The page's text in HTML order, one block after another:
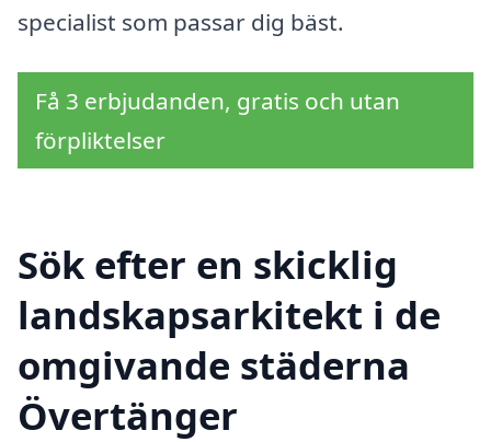
specialist som passar dig bäst.
Få 3 erbjudanden, gratis och utan
förpliktelser
Sök efter en skicklig
landskapsarkitekt i de
omgivande städerna
Övertänger